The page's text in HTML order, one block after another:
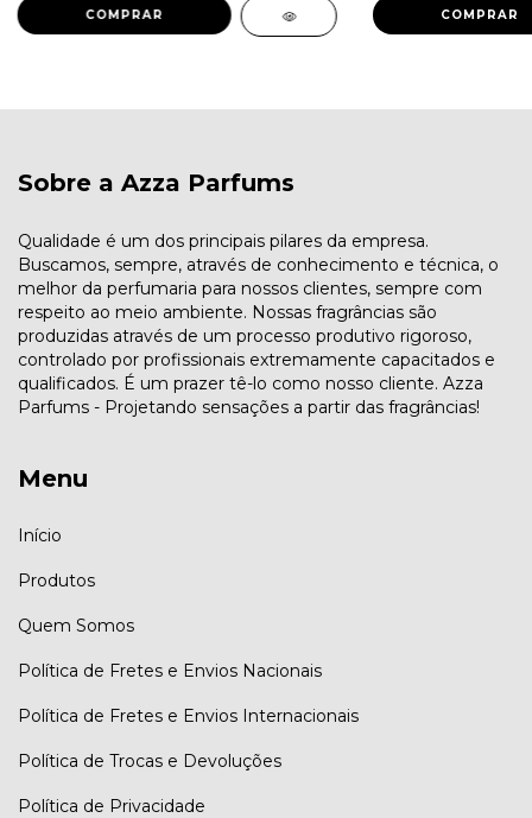
COMPRAR COMPRAR
Sobre a Azza Parfums
Qualidade é um dos principais pilares da empresa.
Buscamos, sempre, através de conhecimento e técnica, o
melhor da perfumaria para nossos clientes, sempre com
respeito ao meio ambiente. Nossas fragrâncias são
produzidas através de um processo produtivo rigoroso,
controlado por profissionais extremamente capacitados e
qualificados. É um prazer tê-lo como nosso cliente. Azza
Parfums - Projetando sensações a partir das fragrâncias!
Menu
Início
Produtos
Quem Somos
Política de Fretes e Envios Nacionais
Política de Fretes e Envios Internacionais
Política de Trocas e Devoluções
Política de Privacidade